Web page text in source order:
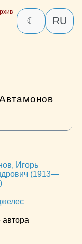
☾ RU
Игорь
(1913—
автора